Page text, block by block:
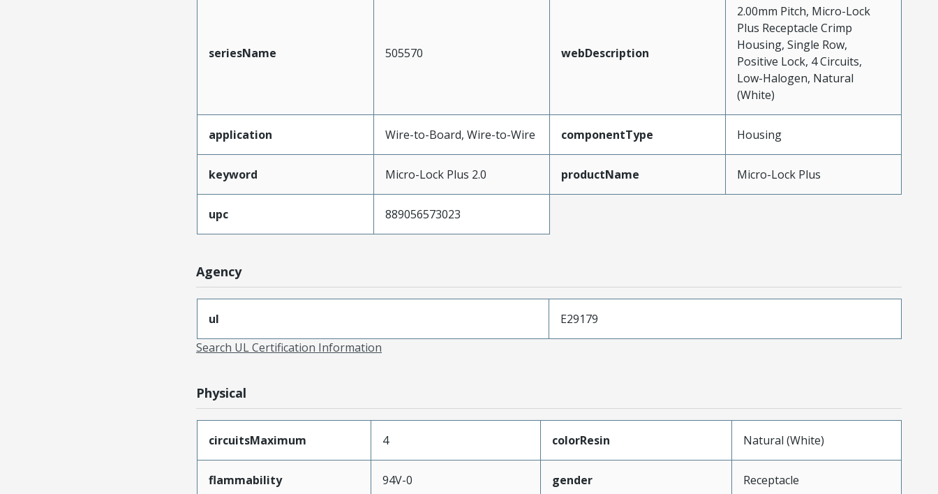
seriesName 505570 webDescription
2.00mm Pitch, Micro-Lock
Plus Receptacle Crimp
Housing, Single Row,
Positive Lock, 4 Circuits,
Low-Halogen, Natural
(White)
application Wire-to-Board, Wire-to-Wire componentType Housing
keyword Micro-Lock Plus 2.0 productName Micro-Lock Plus
upc 889056573023
Agency
ul
E29179
Search UL Certification Information
Physical
circuitsMaximum 4 colorResin Natural (White)
flammability 94V-0 gender Receptacle